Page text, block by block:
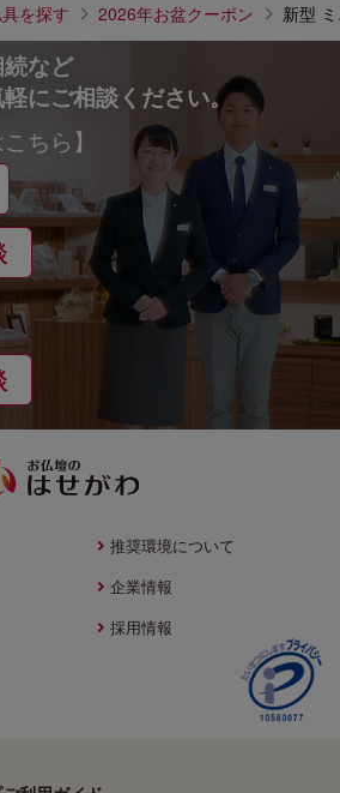
を探す 2026年お盆クーポン 新型
など
にご相談ください。
ちら】
推奨環境について
企業情報
採用情報